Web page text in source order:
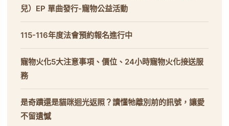
兒）EP 單曲發行-寵物公益活動
115-116年度法會預約報名進行中
寵物火化5大注意事項、價位、24小時寵物火化接送服
務
是奇蹟還是貓咪迴光返照？讀懂牠離別前的訊號，讓愛
不留遺憾